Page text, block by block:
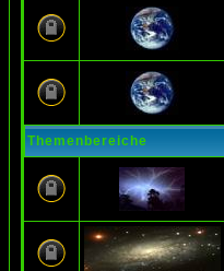
Themenbereiche